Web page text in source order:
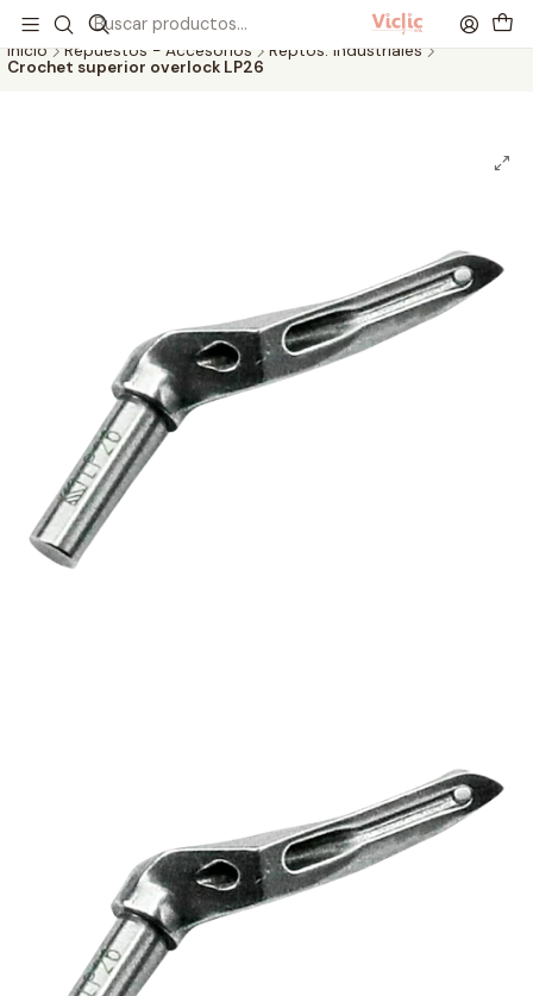
Este es el texto del slide
Leer más
Inicio
Repuestos - Accesorios
Reptos. Industriales
Crochet superior overlock LP26